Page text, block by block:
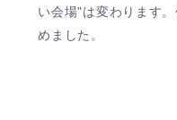
い会場"は変わります
めました。